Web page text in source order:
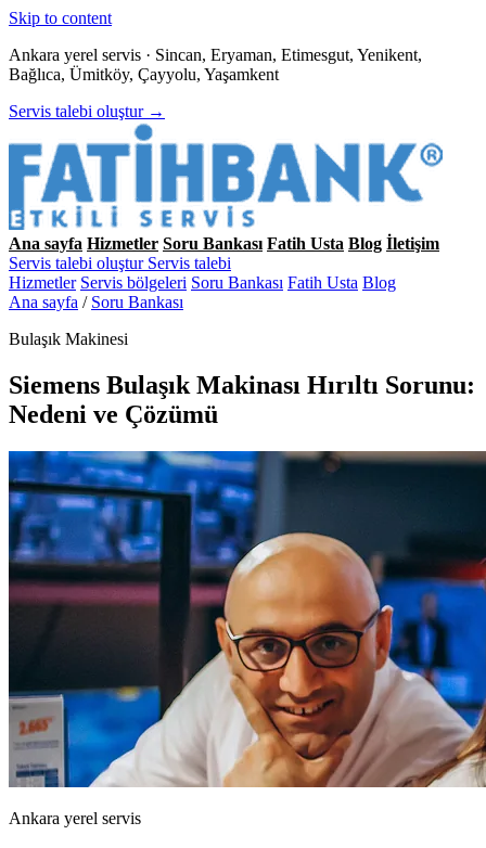
Skip to content
Ankara yerel servis · Sincan, Eryaman, Etimesgut, Yenikent,
Bağlıca, Ümitköy, Çayyolu, Yaşamkent
Servis talebi oluştur →
Ana sayfa Hizmetler Soru Bankası Fatih Usta Blog İletişim
Servis talebi oluştur Servis talebi
Hizmetler Servis bölgeleri Soru Bankası Fatih Usta Blog
Ana sayfa / Soru Bankası
Bulaşık Makinesi
Siemens Bulaşık Makinası Hırıltı Sorunu:
Nedeni ve Çözümü
Ankara yerel servis